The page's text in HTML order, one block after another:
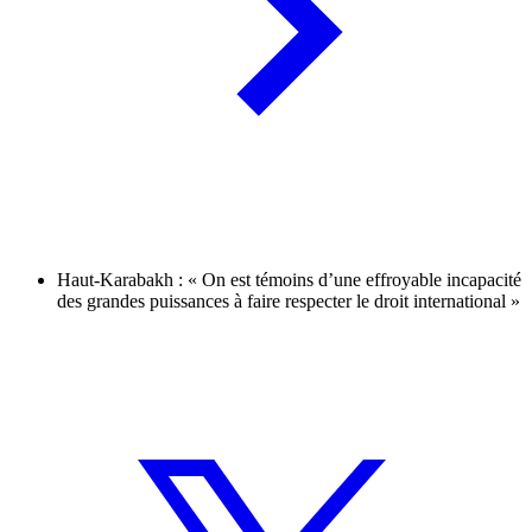
Haut-Karabakh : « On est témoins d’une effroyable incapacité
des grandes puissances à faire respecter le droit international »